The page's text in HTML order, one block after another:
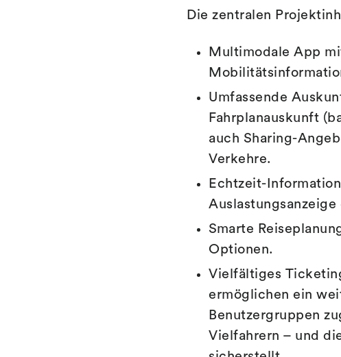
Die zentralen
Multimodale App
Umfassende
Fahrplanauskunft
auch Sharing-
Verkehre.
Echtzeit-
Auslastungsanzeige
Smarte
Optionen.
Vielfältiges
ermöglichen ein
Benutzergruppen
Vielfahrern – und